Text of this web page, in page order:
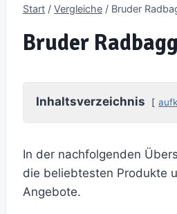
Start / Vergleiche / Bruder
Bruder
Inhaltsverzeichnis
In der nachfolgenden
die beliebtesten Produkte
Angebote.